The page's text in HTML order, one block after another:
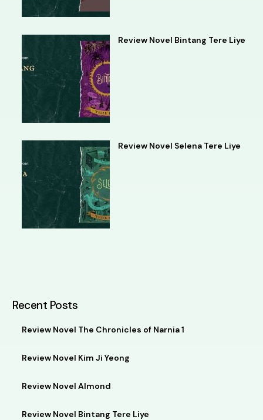
Review Novel Bintang Tere Liye
Review Novel Selena Tere Liye
Recent Posts
Review Novel The Chronicles of Narnia 1
Review Novel Kim Ji Yeong
Review Novel Almond
Review Novel Bintang Tere Liye